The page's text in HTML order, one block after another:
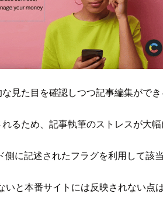
見た目を確認しつつ記事編集がで
るため、記事執筆のストレスが大幅
に記述されたフラグを利用して該
と本番サイトには反映されない点は